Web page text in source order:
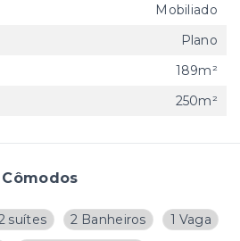
Cômodos
suítes 2 Banheiros
1 Vaga
Mobiliado
Plano
189m²
250m²